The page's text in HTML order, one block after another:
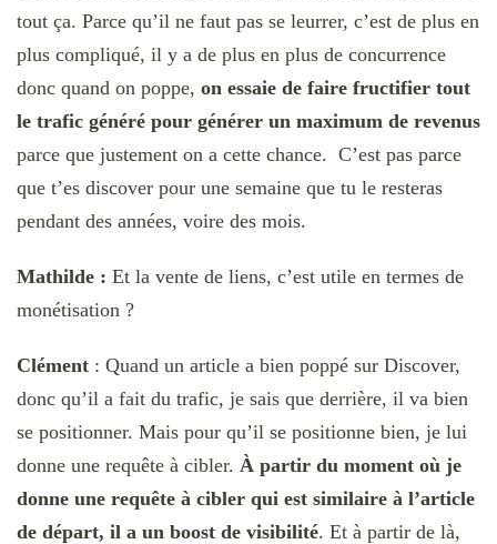
tout ça. Parce qu’il ne faut pas se leurrer, c’est de plus en
plus compliqué, il y a de plus en plus de concurrence
donc quand on poppe, on essaie de faire fructifier tout
le trafic généré pour générer un maximum de revenus
parce que justement on a cette chance. C’est pas parce
que t’es discover pour une semaine que tu le resteras
pendant des années, voire des mois.
Mathilde : Et la vente de liens, c’est utile en termes de
monétisation ?
Clément : Quand un article a bien poppé sur Discover,
donc qu’il a fait du trafic, je sais que derrière, il va bien
se positionner. Mais pour qu’il se positionne bien, je lui
donne une requête à cibler. À partir du moment où je
donne une requête à cibler qui est similaire à l’article
de départ, il a un boost de visibilité. Et à partir de là,